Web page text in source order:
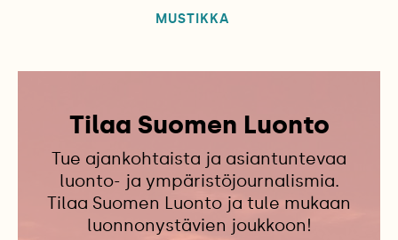
MUSTIKKA
Tilaa Suomen Luonto
Tue ajankohtaista ja asiantuntevaa
luonto- ja ympäristöjournalismia.
Tilaa Suomen Luonto ja tule mukaan
luonnonystävien joukkoon!